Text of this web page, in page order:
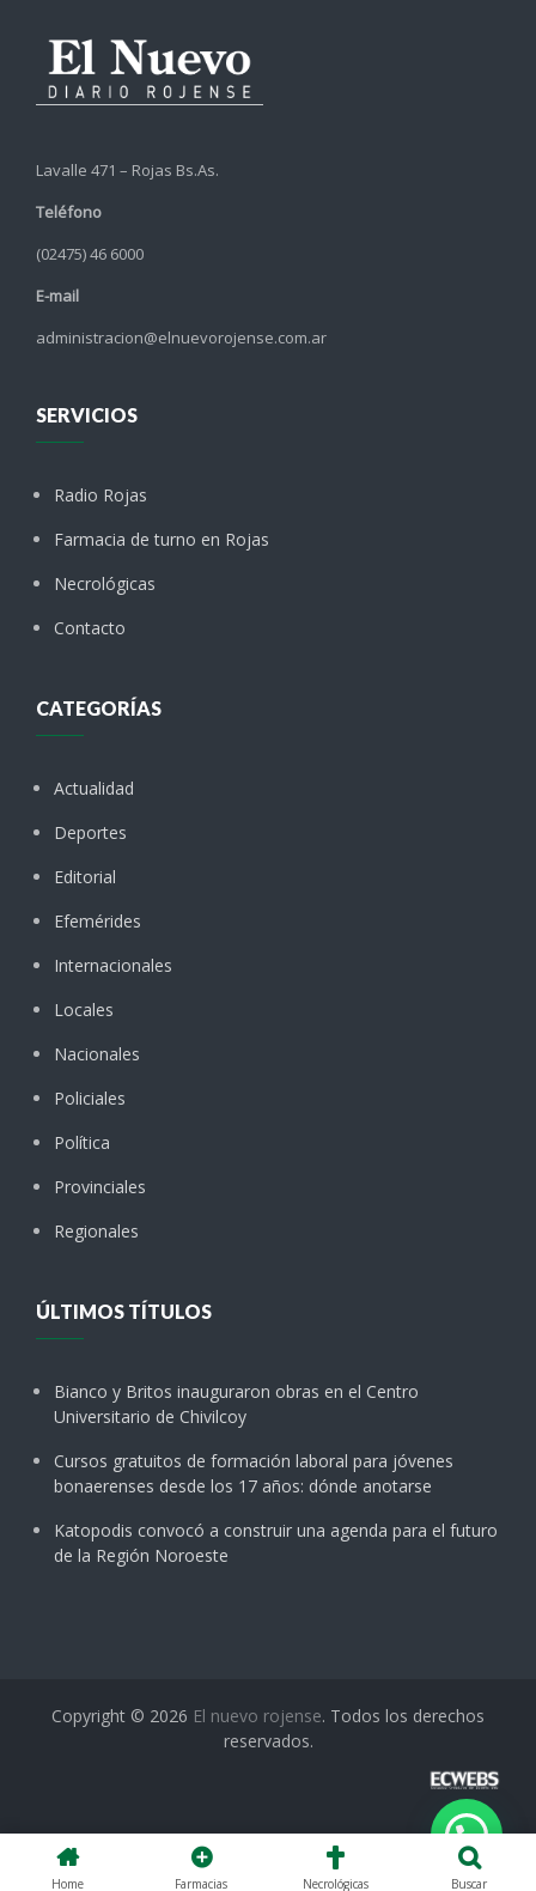
Lavalle 471 – Rojas Bs.As.
Teléfono
(02475) 46 6000
E-mail
administracion@elnuevorojense.com.ar
SERVICIOS
Radio Rojas
Farmacia de turno en Rojas
Necrológicas
Contacto
CATEGORÍAS
Actualidad
Deportes
Editorial
Efemérides
Internacionales
Locales
Nacionales
Policiales
Política
Provinciales
Regionales
ÚLTIMOS TÍTULOS
Bianco y Britos inauguraron obras en el Centro
Universitario de Chivilcoy
Cursos gratuitos de formación laboral para jóvenes
bonaerenses desde los 17 años: dónde anotarse
Katopodis convocó a construir una agenda para el futuro
de la Región Noroeste
Copyright © 2026 El nuevo rojense. Todos los derechos
reservados.
Home Farmacias Necrológicas Buscar